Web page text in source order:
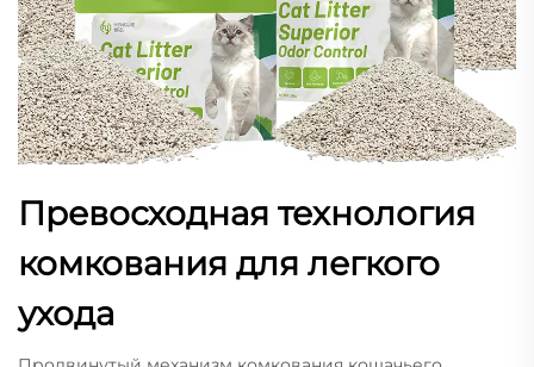
Превосходная технология
комкования для легкого
ухода